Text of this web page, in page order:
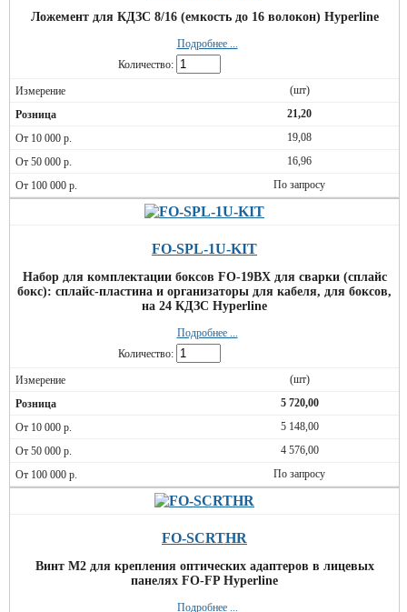
Ложемент для КДЗС 8/16 (емкость до 16 волокон) Hyperline
Подробнее ...
Количество:
(шт)
21,20
19,08
16,96
По запросу
FO-SPL-1U-KIT
Набор для комплектации боксов FO-19BX для сварки (сплайс
бокс): сплайс-пластина и организаторы для кабеля, для боксов,
на 24 КДЗС Hyperline
Подробнее ...
Количество:
(шт)
5 720,00
5 148,00
4 576,00
По запросу
FO-SCRTHR
Винт M2 для крепления оптических адаптеров в лицевых
панелях FO-FP Hyperline
Подробнее ...